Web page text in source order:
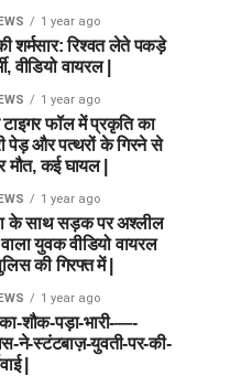
1 year ago
शर्मसार: रिश्वत लेते पकड़े
वीडियो वायरल |
1 year ago
फॉल में प्रकृति का
पेड़ और पत्थरों के गिरने से
मौत, कई घायल |
1 year ago
के साथ सड़क पर अश्लील
युवक वीडियो वायरल
की गिरफ्त में |
1 year ago
शौक-पड़ा-भारी-—-
ने-स्टंटबाज़-युवती-पर-की-
|